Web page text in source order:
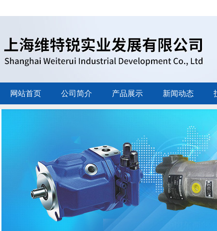
网站首页 公司简介 产品展示 新闻动态